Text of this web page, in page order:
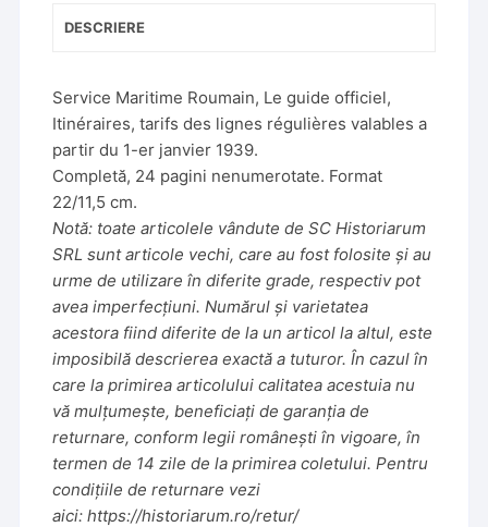
DESCRIERE
Service Maritime Roumain, Le guide officiel,
Itinéraires, tarifs des lignes régulières valables a
partir du 1-er janvier 1939.
Completă, 24 pagini nenumerotate. Format
22/11,5 cm.
Notă: toate articolele vândute de SC Historiarum
SRL sunt articole vechi, care au fost folosite și au
urme de utilizare în diferite grade, respectiv pot
avea imperfecțiuni. Numărul și varietatea
acestora fiind diferite de la un articol la altul, este
imposibilă descrierea exactă a tuturor. În cazul în
care la primirea articolului calitatea acestuia nu
vă mulțumește, beneficiați de garanția de
returnare, conform legii românești în vigoare, în
termen de 14 zile de la primirea coletului. Pentru
condițiile de returnare vezi
aici:https://historiarum.ro/retur/